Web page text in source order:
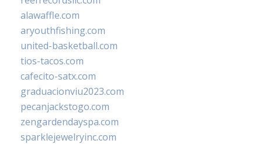
alawaffle.com
aryouthfishing.com
united-basketball.com
tios-tacos.com
cafecito-satx.com
graduacionviu2023.com
pecanjackstogo.com
zengardendayspa.com
sparklejewelryinc.com